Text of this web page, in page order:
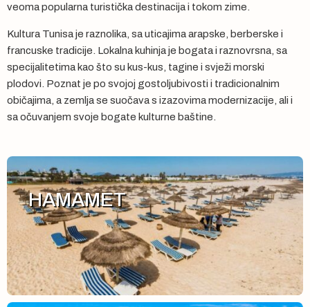
veoma popularna turistička destinacija i tokom zime.
Kultura Tunisa je raznolika, sa uticajima arapske, berberske i
francuske tradicije. Lokalna kuhinja je bogata i raznovrsna, sa
specijalitetima kao što su kus-kus, tagine i svježi morski
plodovi. Poznat je po svojoj gostoljubivosti i tradicionalnim
običajima, a zemlja se suočava s izazovima modernizacije, ali i
sa očuvanjem svoje bogate kulturne baštine.
HAMAMET